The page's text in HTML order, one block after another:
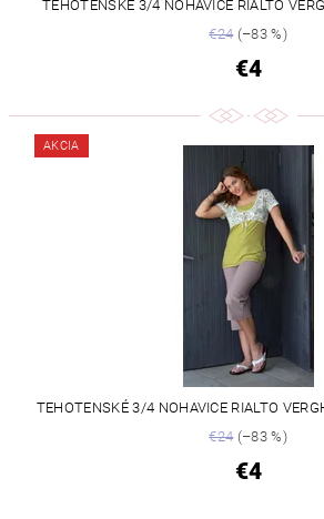
TEHOTENSKÉ 3/4 NOHAVICE RIALTO
€24(–83 %)
€4
AKCIA
TEHOTENSKÉ 3/4 NOHAVICE RIALTO
€24(–83 %)
€4